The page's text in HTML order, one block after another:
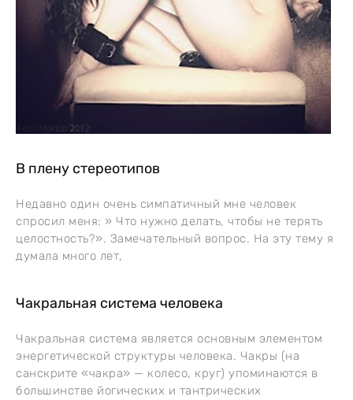
В плену стереотипов
Недавно один очень симпатичный мне человек
спросил меня: » Что нужно делать, чтобы не терять
целостность?». Замечательный вопрос. На эту тему я
думала много лет,
Чакральная система человека
Чакральная система является основным элементом
энергетической структуры человека. Чакры (на
санскрите «чакра» — колесо, круг) упоминаются в
большинстве йогических и тантрических